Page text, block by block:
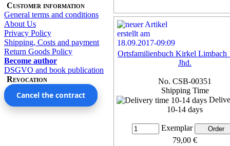
Customer information
General terms and conditions
About Us
Privacy Policy
Shipping, Costs and payment
Return Goods Policy
Become author
DSGVO and book publication
Revocation
Cancel the contract
Ortsfamilienbuch Kirkel Limbach
Jhd.
No. CSB-00351
Shipping Time
10-14 days
Exemplar
79,00 €